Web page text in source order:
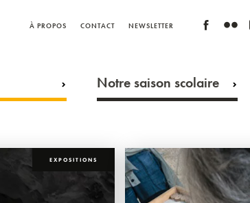
À PROPOS CONTACT NEWSLETTER
Notre saison scolaire
EXPOSITIONS